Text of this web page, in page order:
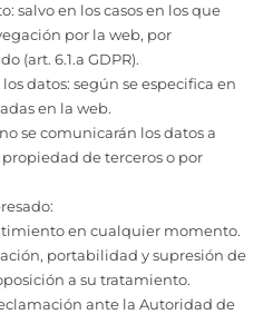
salvo en los casos en los que
por la web, por
(art. 6.1.a GDPR).
datos: según se especifica en
en la web.
se comunicarán los datos a
de terceros o por
en cualquier momento.
portabilidad y supresión de
a su tratamiento.
ante la Autoridad de